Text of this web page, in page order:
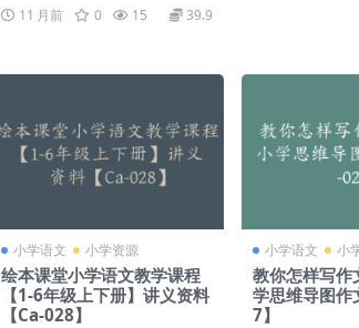
11 月前 0 15 39.9
小学语文 小学资源
绘本课堂小学语文教学课程
【1-6年级上下册】讲义资料
【Ca-028】
小学语文 小
教你怎样写作
学思维导图作
7】